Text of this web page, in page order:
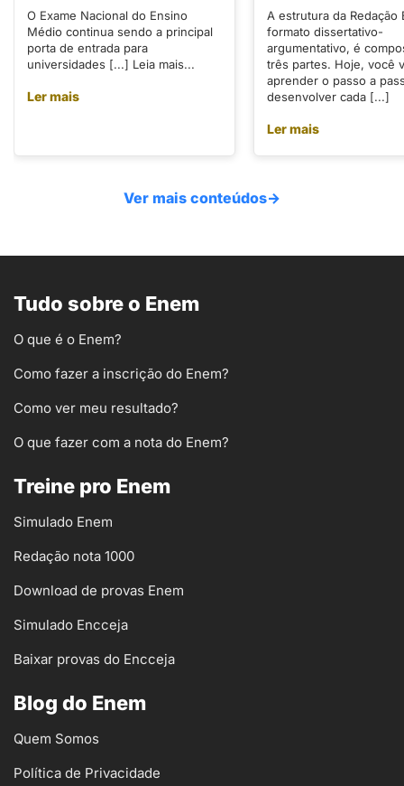
O Exame Nacional do Ensino
Médio continua sendo a principal
porta de entrada para
universidades [...] Leia mais...
Ler mais
A estrutura da Redação
formato dissertativo-
argumentativo, é
três partes. Hoje, você
aprender o passo a
desenvolver cada [...]
Ler mais
Ver mais conteúdos→
Tudo sobre o Enem
O que é o Enem?
Como fazer a inscrição do Enem?
Como ver meu resultado?
O que fazer com a nota do Enem?
Treine pro Enem
Simulado Enem
Redação nota 1000
Download de provas Enem
Simulado Encceja
Baixar provas do Encceja
Blog do Enem
Quem Somos
Política de Privacidade